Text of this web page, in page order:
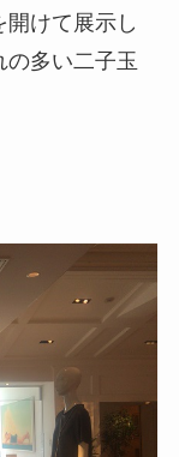
けて展示し
の多い二子玉